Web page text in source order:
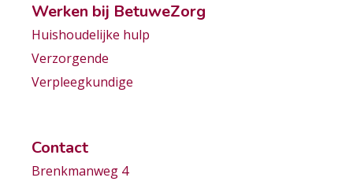
Werken bij BetuweZorg
Huishoudelijke hulp
Verzorgende
Verpleegkundige
Contact
Brenkmanweg 4